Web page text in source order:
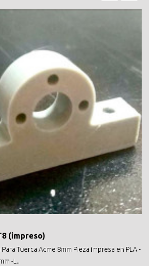
(impreso)
Tuerca Acme 8mm Pieza impresa en PLA -
-L..